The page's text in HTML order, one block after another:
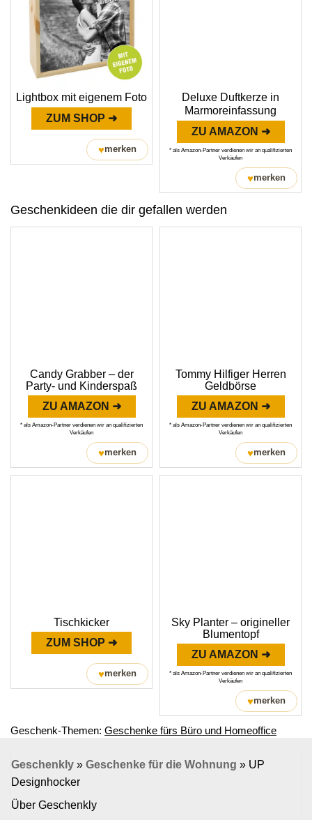
Lightbox mit eigenem Foto
ZUM SHOP ➜
♥merken
Deluxe Duftkerze in
Marmoreinfassung
ZU AMAZON ➜
* als Amazon-Partner verdienen wir an qualifizierten
Verkäufen
♥merken
Geschenkideen die dir gefallen werden
Candy Grabber – der
Party- und Kinderspaß
ZU AMAZON ➜
* als Amazon-Partner verdienen wir an qualifizierten
Verkäufen
♥merken
Tommy Hilfiger Herren
Geldbörse
ZU AMAZON ➜
* als Amazon-Partner verdienen wir an qualifizierten
Verkäufen
♥merken
Tischkicker
ZUM SHOP ➜
♥merken
Sky Planter – origineller
Blumentopf
ZU AMAZON ➜
* als Amazon-Partner verdienen wir an qualifizierten
Verkäufen
♥merken
Geschenk-Themen: Geschenke fürs Büro und Homeoffice
Geschenkly » Geschenke für die Wohnung » UP
Designhocker
Über Geschenkly